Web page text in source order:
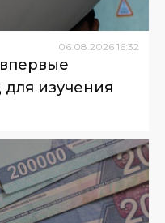
06.08.2026 16:32
для изучения